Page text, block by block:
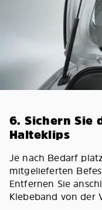
6. Sichern Sie
Halteklips
Je nach Bedarf
mitgelieferten
Entfernen Sie
Klebeband von der